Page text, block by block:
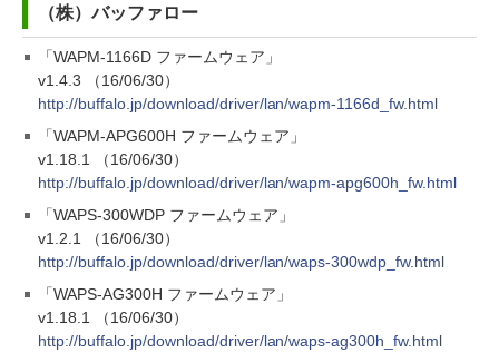
（株）バッファロー
「WAPM-1166D ファームウェア」
v1.4.3 （16/06/30）
http://buffalo.jp/download/driver/lan/wapm-1166d_fw.html
「WAPM-APG600H ファームウェア」
v1.18.1 （16/06/30）
http://buffalo.jp/download/driver/lan/wapm-apg600h_fw.html
「WAPS-300WDP ファームウェア」
v1.2.1 （16/06/30）
http://buffalo.jp/download/driver/lan/waps-300wdp_fw.html
「WAPS-AG300H ファームウェア」
v1.18.1 （16/06/30）
http://buffalo.jp/download/driver/lan/waps-ag300h_fw.html